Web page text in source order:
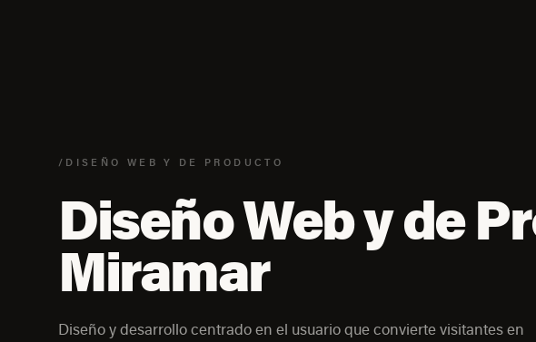
/DISEÑO WEB Y DE PRODUCTO
Diseño Web y de
Miramar
Diseño y desarrollo centrado en el usuario que convierte visitantes en